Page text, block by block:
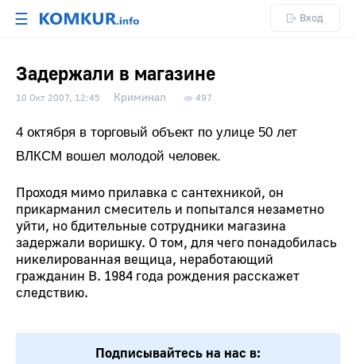
☰ Вход
Задержали в магазине
10 Окт 2007, 12:45 Криминал 497
4 октября в торговый объект по улице 50 лет
ВЛКСМ вошел молодой человек.
Проходя мимо прилавка с сантехникой, он
прикарманил смеситель и попытался незаметно
уйти, но бдительные сотрудники магазина
задержали воришку. О том, для чего понадобилась
никелированная вещица, неработающий
гражданин В. 1984 года рождения расскажет
следствию.
Подписывайтесь на нас в: